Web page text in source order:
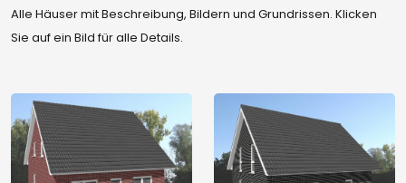
Alle Häuser mit Beschreibung, Bildern und Grundrissen. Klicken
Sie auf ein Bild für alle Details.